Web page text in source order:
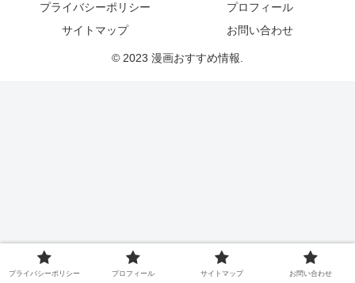
プライバシーポリシー
プロフィール
サイトマップ
お問い合わせ
© 2023 漫画おすすめ情報.
プライバシーポリシー プロフィール サイトマップ お問い合わせ